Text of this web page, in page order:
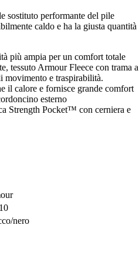
sostituto performante del pile
caldo e ha la giusta quantità
più ampia per un comfort totale
tessuto Armour Fleece con trama a
movimento e traspirabilità.
il calore e fornisce grande comfort
esterno
Strength Pocket™ con cerniera e
nero